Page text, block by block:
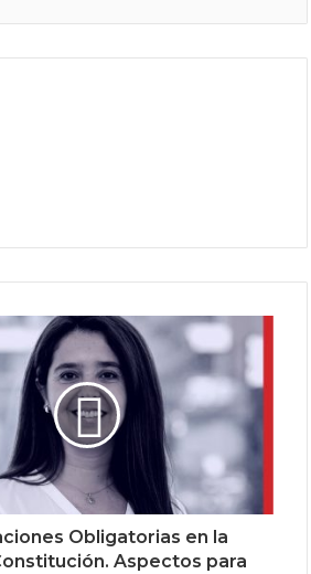
Obligatorias en la
Aspectos para